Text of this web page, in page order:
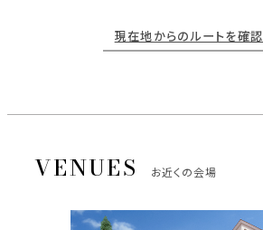
現在地からのルートを確認
お近くの会場